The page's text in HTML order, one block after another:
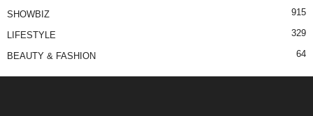
SHOWBIZ 915
LIFESTYLE 329
BEAUTY & FASHION 64